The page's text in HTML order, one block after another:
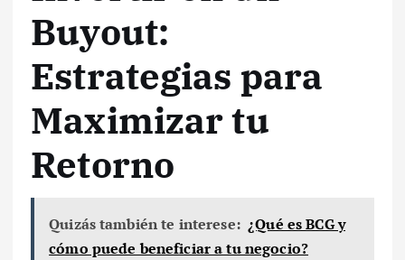
Buyout:
Estrategias para
Maximizar tu
Retorno
Quizás también te interese: ¿Qué es BCG y
cómo puede beneficiar a tu negocio?